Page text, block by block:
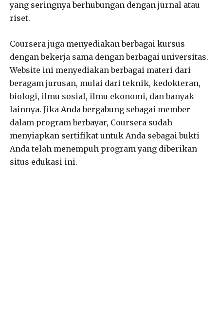
yang seringnya berhubungan dengan jurnal atau
riset.
Coursera juga menyediakan berbagai kursus
dengan bekerja sama dengan berbagai universitas.
Website ini menyediakan berbagai materi dari
beragam jurusan, mulai dari teknik, kedokteran,
biologi, ilmu sosial, ilmu ekonomi, dan banyak
lainnya. Jika Anda bergabung sebagai member
dalam program berbayar, Coursera sudah
menyiapkan sertifikat untuk Anda sebagai bukti
Anda telah menempuh program yang diberikan
situs edukasi ini.